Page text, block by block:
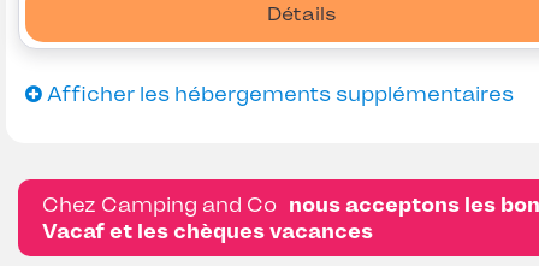
Détails
Afficher les hébergements supplémentaires
Chez Camping and Co nous acceptons les
Vacaf et les chèques vacances